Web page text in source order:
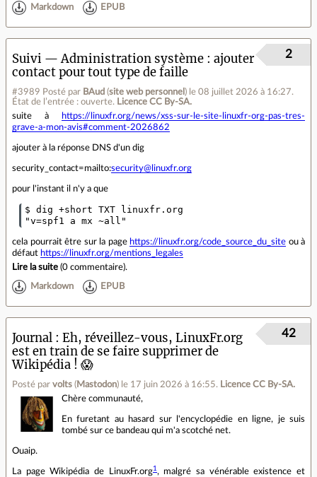
Markdown EPUB
Suivi — Administration système
ajouter
contact pour tout type de faille
#3989 Posté par BAud (site web personnel ) le 08 juillet 2026 à 16:27.
État de l’entrée : ouverte. Licence CC By‑SA.
2
suite à
https://linuxfr.org/news/xss-sur-le-site-linuxfr-org-pas-tres-
grave-a-mon-avis#comment-2026862
ajouter à la réponse DNS d'un dig
security_contact=mailto:security@linuxfr.org
pour l'instant il n'y a que
$ dig +short TXT linuxfr.org
cela pourrait être sur la page https://linuxfr.org/code_source_du_site ou à
défaut https://linuxfr.org/mentions_legales
Lire la suite (0 commentaire).
Markdown EPUB
Journal
Eh, réveillez-vous, LinuxFr.org
est en train de se faire supprimer de
Wikipédia ! 😱
Posté par volts ( Mastodon) le 17 juin 2026 à 16:55. Licence CC By‑SA.
42
Chère communauté,
En furetant au hasard sur l'encyclopédie en ligne, je suis
tombé sur ce bandeau qui m'a scotché net.
Ouaip.
La page Wikipédia de LinuxFr.org1 , malgré sa vénérable existence et